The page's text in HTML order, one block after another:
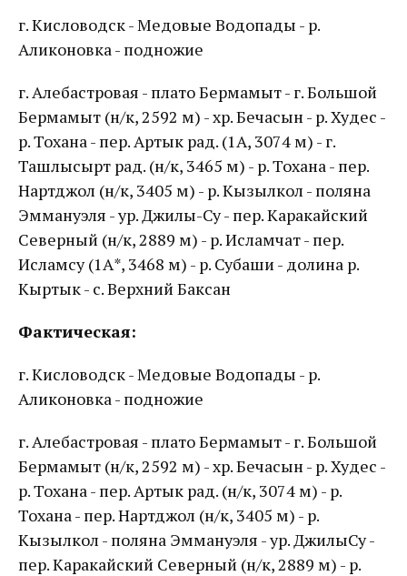
г. Кисловодск - Медовые Водопады - р.
Аликоновка - подножие
г. Алебастровая - плато Бермамыт - г. Большой
Бермамыт (н/к, 2592 м) - хр. Бечасын - р. Худес -
р. Тохана - пер. Артык рад. (1А, 3074 м) - г.
Ташлысырт рад. (н/к, 3465 м) - р. Тохана - пер.
Нартджол (н/к, 3405 м) - р. Кызылкол - поляна
Эммануэля - ур. Джилы-Су - пер. Каракайский
Северный (н/к, 2889 м) - р. Исламчат - пер.
Исламсу (1А*, 3468 м) - р. Субаши - долина р.
Кыртык - с. Верхний Баксан
Фактическая:
г. Кисловодск - Медовые Водопады - р.
Аликоновка - подножие
г. Алебастровая - плато Бермамыт - г. Большой
Бермамыт (н/к, 2592 м) - хр. Бечасын - р. Худес -
р. Тохана - пер. Артык рад. (н/к, 3074 м) - р.
Тохана - пер. Нартджол (н/к, 3405 м) - р.
Кызылкол - поляна Эммануэля - ур. ДжилыСу -
пер. Каракайский Северный (н/к, 2889 м) - р.